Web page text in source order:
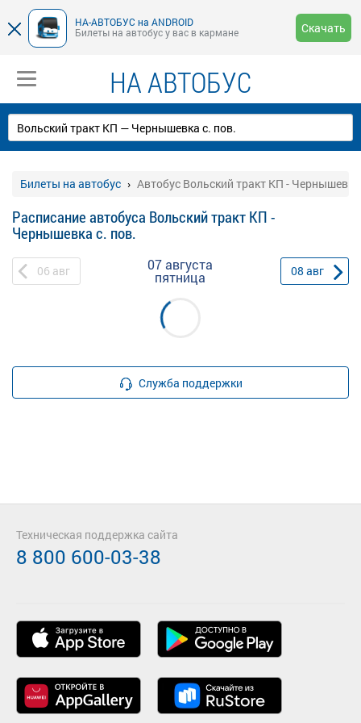
НА-АВТОБУС на ANDROID
Билеты на автобус у вас в кармане
Скачать
НА АВТОБУС
Билеты на автобус Автобус Вольский тракт КП -
Расписание автобуса Вольский тракт КП -
Чернышевка с. пов.
06 авг 07 августа
пятница 08 авг
Служба поддержки
Техническая поддержка сайта
8 800 600-03-38